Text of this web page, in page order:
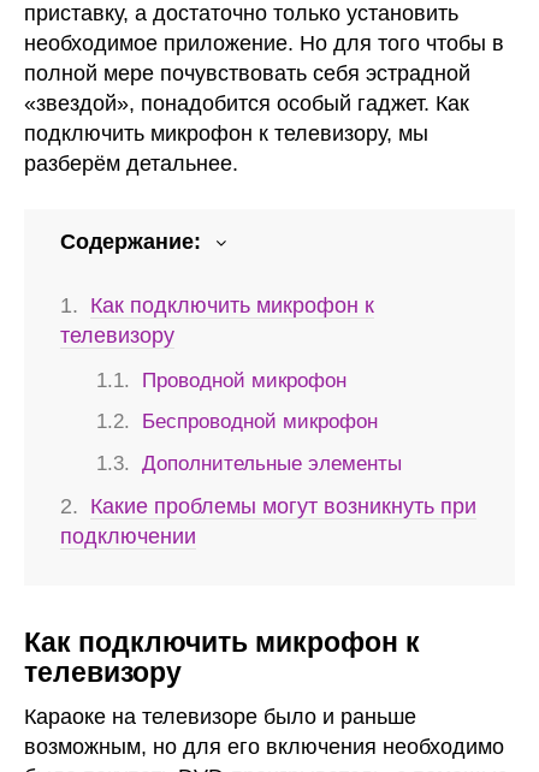
приставку, а достаточно только установить
необходимое приложение. Но для того чтобы в
полной мере почувствовать себя эстрадной
«звездой», понадобится особый гаджет. Как
подключить микрофон к телевизору, мы
разберём детальнее.
Содержание:
Как подключить микрофон к
телевизору
Проводной микрофон
Беспроводной микрофон
Дополнительные элементы
Какие проблемы могут возникнуть при
подключении
Как подключить микрофон к
телевизору
Караоке на телевизоре было и раньше
возможным, но для его включения необходимо